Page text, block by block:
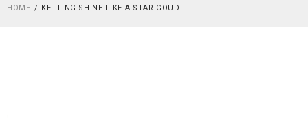
HOME KETTING SHINE LIKE A STAR GOUD